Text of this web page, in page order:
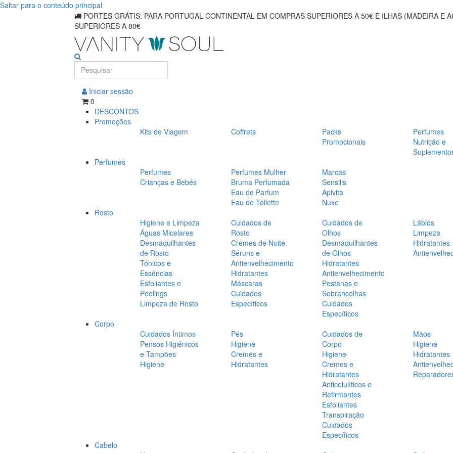
Saltar para o conteúdo principal
Descubra
essenciais
modelagem
PORTES GRÁTIS: PARA PORTUGAL CONTINENTAL EM COMPRAS SUPERIORES A 50€ E ILHAS (MADEIRA E
SUPERIORES A 80€
Iniciar sessão
0
DESCONTOS
Promoções
Kits de Viagem
Coffrets
Packs
Promocionais
Perfumes
Nutrição e
Perfumes
Perfumes
Crianças e Bebés
Perfumes Mulher
Bruma Perfumada
Eau de Parfum
Eau de Toilette
Marcas
Sensilis
Apivita
Nuxe
Rosto
Higiene e Limpeza
Águas Micelares
Desmaquilhantes
de Rosto
Tónicos e
Essências
Esfoliantes e
Peelings
Limpeza de Rosto
Cuidados de
Rosto
Cremes de Noite
Séruns e
Antienvelhecimento
Hidratantes
Máscaras
Cuidados
Específicos
Cuidados de
Olhos
Desmaquilhantes
de Olhos
Hidratantes
Antienvelhecimento
Pestanas e
Sobrancelhas
Cuidados
Específicos
Lábios
Limpeza
Hidratantes
Corpo
Cuidados Íntimos
Pensos Higiénicos
e Tampões
Higiene
Pés
Higiene
Cremes e
Hidratantes
Cuidados de
Corpo
Higiene
Cremes e
Hidratantes
Anticelulíticos e
Refirmantes
Esfoliantes
Transpiração
Cuidados
Específicos
Mãos
Higiene
Hidratantes
Cabelo